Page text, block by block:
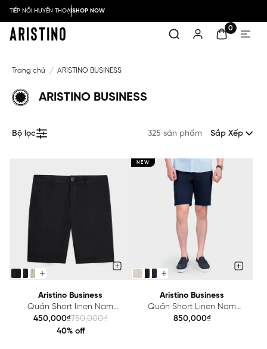
TIẾP NỐI HUYỀN THOẠISHOP NOW
0
Trang chủ ARISTINO BUSINESS
ARISTINO BUSINESS
Bộ lọc 325 sản phẩm Sắp Xếp
Aristino Business
Quần Short linen Nam
Aristino Business Linen
1SOU02AZ
450,000₫750,000₫
40% off
NEW
Aristino Business
Quần Short Linen Nam
Aristino Business Casual
850,000₫